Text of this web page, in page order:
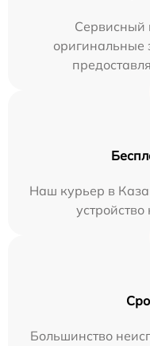
Сервисный
оригинальные
Наш курьер в
Большинство